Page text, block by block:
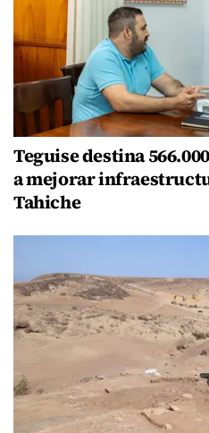
Teguise destina
a mejorar
Tahiche